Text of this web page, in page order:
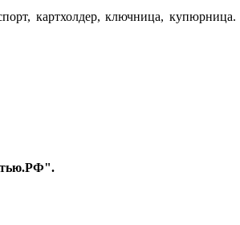
картхолдер, ключница, купюрница.